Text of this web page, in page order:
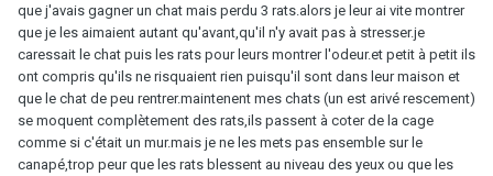
que j'avais gagner un chat mais perdu 3 rats.alors je leur ai vite montrer
que je les aimaient autant qu'avant,qu'il n'y avait pas à stresser.je
caressait le chat puis les rats pour leurs montrer l'odeur.et petit à petit ils
ont compris qu'ils ne risquaient rien puisqu'il sont dans leur maison et
que le chat de peu rentrer.maintenent mes chats (un est arivé rescement)
se moquent complètement des rats,ils passent à coter de la cage
comme si c'était un mur.mais je ne les mets pas ensemble sur le
canapé,trop peur que les rats blessent au niveau des yeux ou que les